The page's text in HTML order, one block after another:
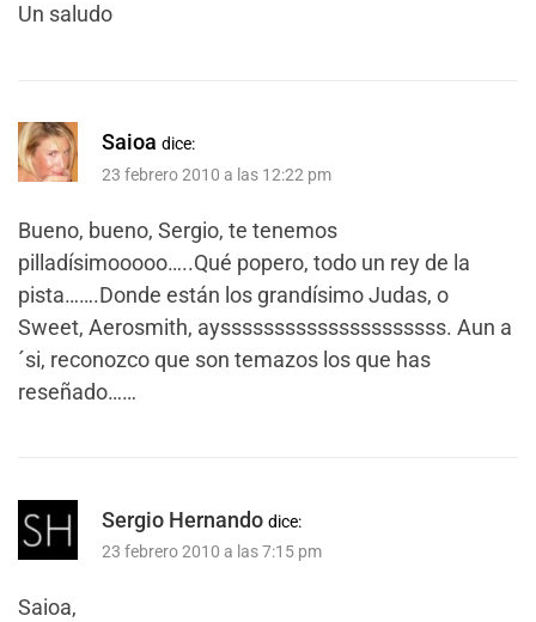
Un saludo
Saioa dice:
23 febrero 2010 a las 12:22 pm
Bueno, bueno, Sergio, te tenemos
pilladísimooooo…..Qué popero, todo un rey de la
pista…….Donde están los grandísimo Judas, o
Sweet, Aerosmith, aysssssssssssssssssssss. Aun a
´si, reconozco que son temazos los que has
reseñado……
Sergio Hernando dice:
23 febrero 2010 a las 7:15 pm
Saioa,